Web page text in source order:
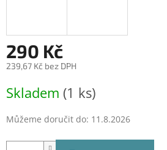
290 Kč
239,67 Kč bez DPH
cena:
Skladem (1 ks)
Můžeme doručit do: 11.8.2026